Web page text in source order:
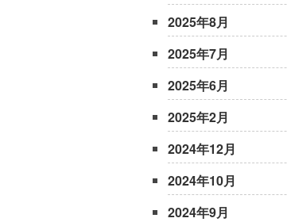
2025年8月
2025年7月
2025年6月
2025年2月
2024年12月
2024年10月
2024年9月